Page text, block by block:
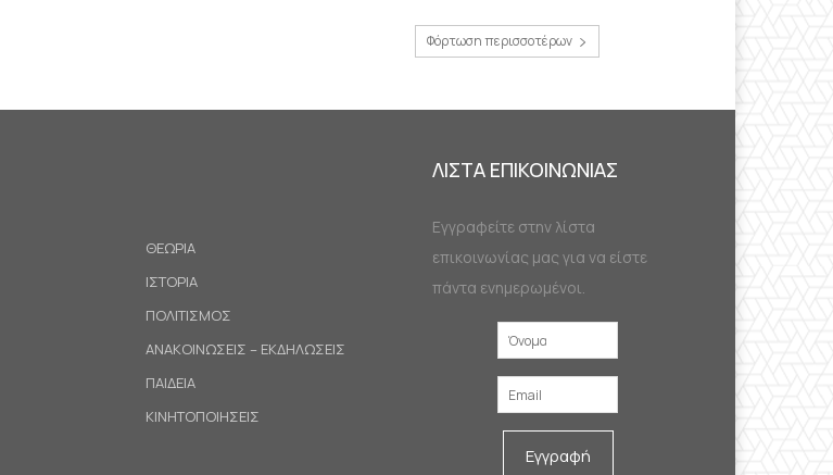
Φόρτωση περισσοτέρων
ΘΕΩΡΙΑ
ΙΣΤΟΡΙΑ
ΠΟΛΙΤΙΣΜΟΣ
ΑΝΑΚΟΙΝΩΣΕΙΣ – ΕΚΔΗΛΩΣΕΙΣ
ΠΑΙΔΕΙΑ
ΚΙΝΗΤΟΠΟΙΗΣΕΙΣ
ΛΙΣΤΑ ΕΠΙΚΟΙΝΩΝΙΑΣ
Εγγραφείτε στην λίστα
επικοινωνίας μας για να είστε
πάντα ενημερωμένοι.
Εγγραφή